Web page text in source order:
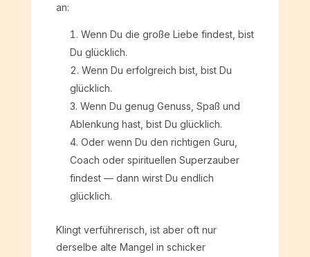
an:
Wenn Du die große Liebe findest, bist
Du glücklich.
Wenn Du erfolgreich bist, bist Du
glücklich.
Wenn Du genug Genuss, Spaß und
Ablenkung hast, bist Du glücklich.
Oder wenn Du den richtigen Guru,
Coach oder spirituellen Superzauber
findest — dann wirst Du endlich
glücklich.
Klingt verführerisch, ist aber oft nur
derselbe alte Mangel in schicker